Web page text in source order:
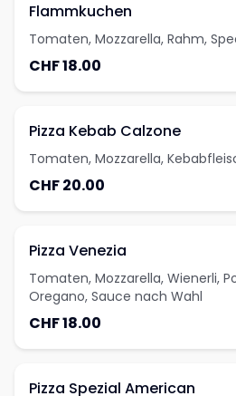
Flammkuchen
Tomaten, Mozzarella, Rahm,
CHF 18.00
Pizza Kebab Calzone
Tomaten, Mozzarella,
CHF 20.00
Pizza Venezia
Tomaten, Mozzarella, Wienerli,
Oregano, Sauce nach Wahl
CHF 18.00
Pizza Spezial American